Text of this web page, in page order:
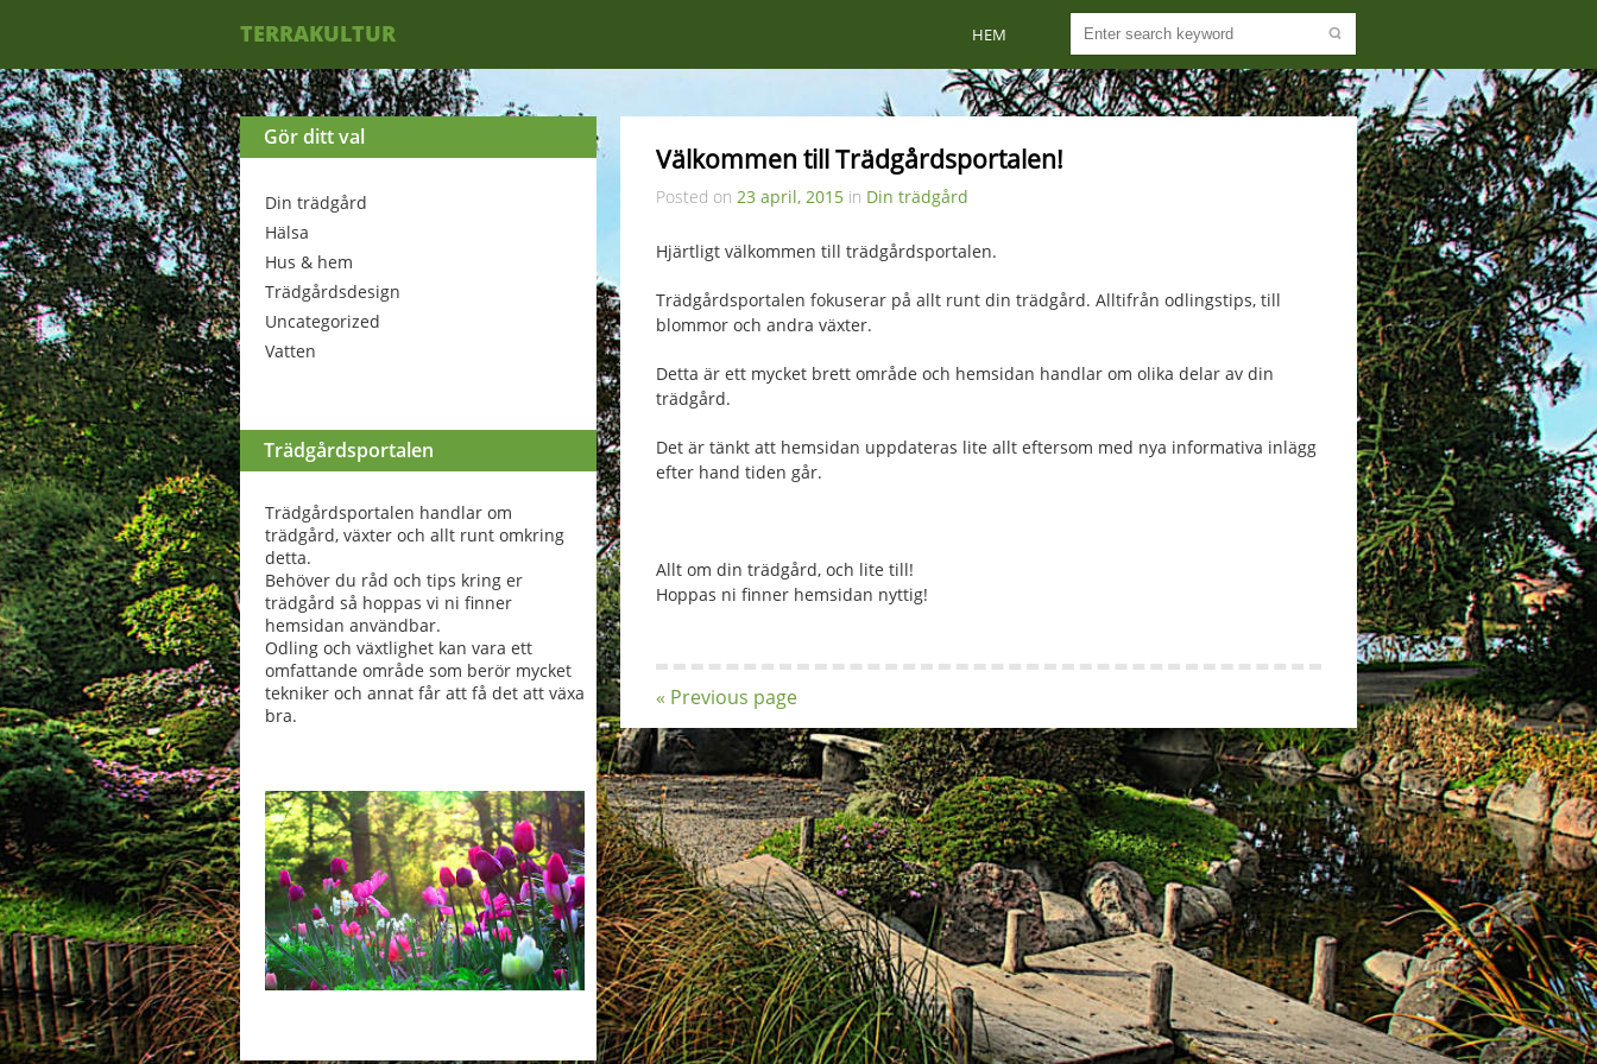
TERRAKULTUR HEM
Gör ditt val
Din trädgård
Hälsa
Hus & hem
Trädgårdsdesign
Uncategorized
Vatten
Trädgårdsportalen
Trädgårdsportalen handlar om
trädgård, växter och allt runt omkring
detta.
Behöver du råd och tips kring er
trädgård så hoppas vi ni finner
hemsidan användbar.
Odling och växtlighet kan vara ett
omfattande område som berör mycket
tekniker och annat får att få det att växa
bra.
Välkommen till Trädgårdsportalen!
Posted on 23 april, 2015 in Din trädgård
Hjärtligt välkommen till trädgårdsportalen.
Trädgårdsportalen fokuserar på allt runt din trädgård. Alltifrån odlingstips, till
blommor och andra växter.
Detta är ett mycket brett område och hemsidan handlar om olika delar av din
trädgård.
Det är tänkt att hemsidan uppdateras lite allt eftersom med nya informativa inlägg
efter hand tiden går.
Allt om din trädgård, och lite till!
Hoppas ni finner hemsidan nyttig!
« Previous page